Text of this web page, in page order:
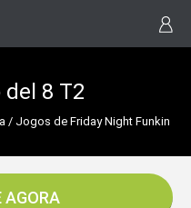
del 8 T2
/ Jogos de Friday Night Funkin
AGORA